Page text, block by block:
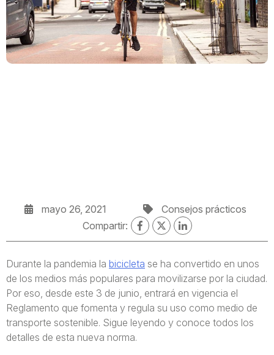
mayo 26, 2021
Consejos prácticos
Compartir:
Durante la pandemia la bicicleta se ha convertido en unos
de los medios más populares para movilizarse por la ciudad.
Por eso, desde este 3 de junio, entrará en vigencia el
Reglamento que fomenta y regula su uso como medio de
transporte sostenible. Sigue leyendo y conoce todos los
detalles de esta nueva norma.